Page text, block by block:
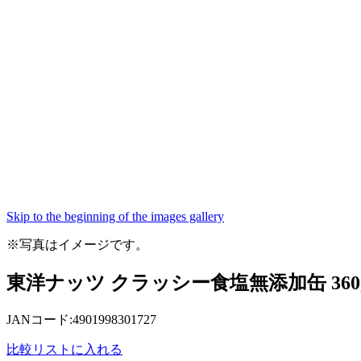
Skip to the beginning of the images gallery
※写真はイメージです。
東洋ナッツ クラッシー食塩無添加缶
JANコード:4901998301727
比較リストに入れる